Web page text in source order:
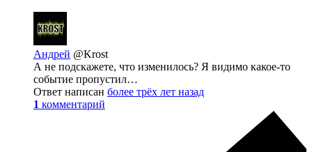
Андрей @Krost
А не подскажете, что изменилось? Я видимо какое-то
событие пропустил…
Ответ написан более трёх лет назад
1 комментарий